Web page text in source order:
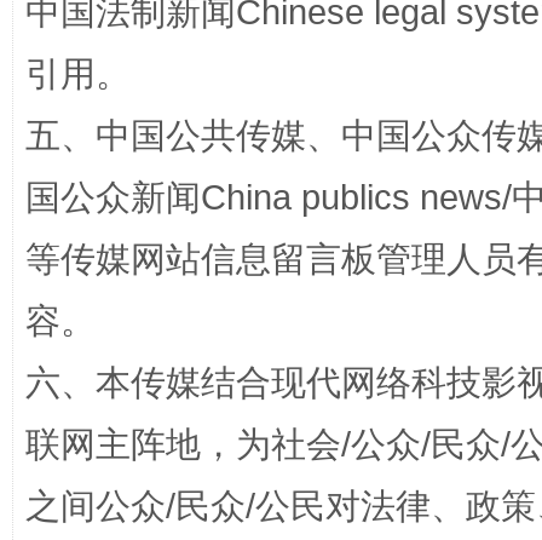
中国法制新闻Chinese legal
引用。
五、中国公共传媒、中国公众传
国公众新闻China publics news/
等传媒网站信息留言板管理人员
容。
六、本传媒结合现代网络科技影
联网主阵地，为社会/公众/民众/
之间公众/民众/公民对法律、政